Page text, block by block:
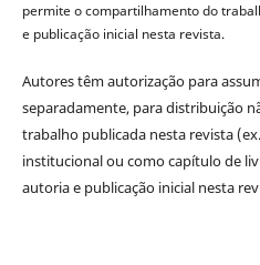
permite o compartilhamento do
e publicação inicial nesta revista.
Autores têm autorização para
separadamente, para distribuição
trabalho publicada nesta revista
institucional ou como capítulo de
autoria e publicação inicial nesta